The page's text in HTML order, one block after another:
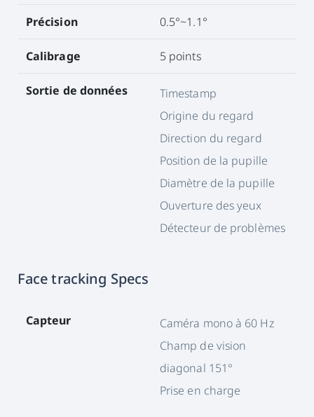
Précision 0.5°~1.1°
Calibrage 5 points
Sortie de données
Timestamp
Origine du regard
Direction du regard
Position de la pupille
Diamètre de la pupille
Ouverture des yeux
Détecteur de problèmes
Face tracking Specs
Capteur
Caméra mono à 60 Hz
Champ de vision
diagonal 151°
Prise en charge